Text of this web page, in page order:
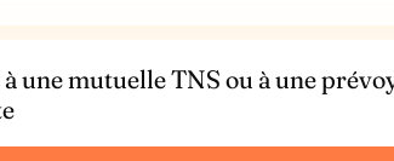
une mutuelle TNS ou à une